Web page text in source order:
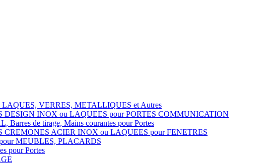
VERRES, METALLIQUES et Autres
DESIGN INOX ou LAQUEES pour PORTES COMMUNICATION
Barres de tirage, Mains courantes pour Portes
CREMONES ACIER INOX ou LAQUEES pour FENETRES
MEUBLES, PLACARDS
pour Portes